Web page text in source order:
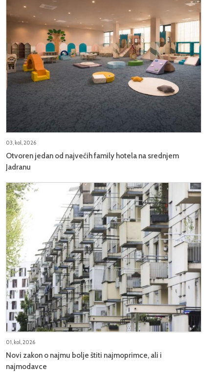
03, kol, 2026
Otvoren jedan od najvećih family hotela na srednjem
Jadranu
01, kol, 2026
Novi zakon o najmu bolje štiti najmoprimce, ali i
najmodavce